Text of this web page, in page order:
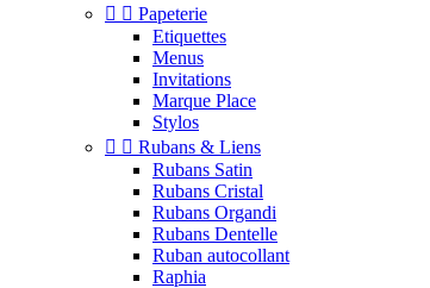
  Papeterie
Etiquettes
Menus
Invitations
Marque Place
Stylos
  Rubans & Liens
Rubans Satin
Rubans Cristal
Rubans Organdi
Rubans Dentelle
Ruban autocollant
Raphia